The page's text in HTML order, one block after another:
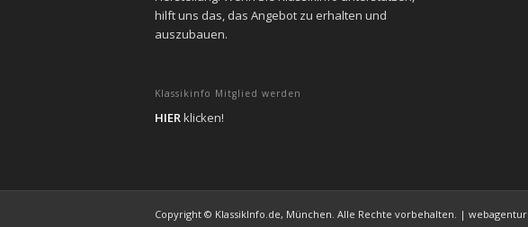
hilft uns das, das Angebot zu erhalten und
auszubauen.
Klassikinfo Mitglied werden
HIERklicken!
Copyright © KlassikInfo.de, München. Alle Rechte vorbehalten. | webagentur